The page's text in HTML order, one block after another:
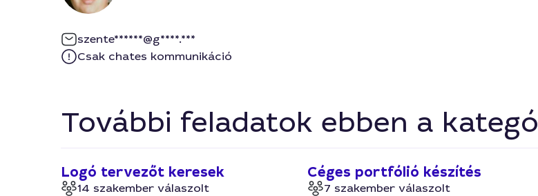
szente******@g****.***
Csak chates kommunikáció
További feladatok ebben a
Logó tervezőt keresek
14 szakember válaszolt
Céges portfólió készítés
7 szakember válaszolt